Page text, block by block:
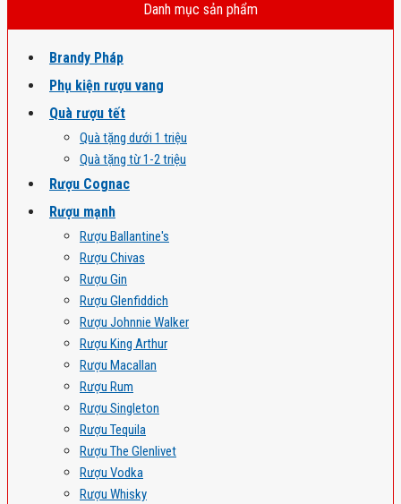
Danh mục sản phẩm
Brandy Pháp
Phụ kiện rượu vang
Quà rượu tết
Quà tặng dưới 1 triệu
Quà tặng từ 1-2 triệu
Rượu Cognac
Rượu mạnh
Rượu Ballantine's
Rượu Chivas
Rượu Gin
Rượu Glenfiddich
Rượu Johnnie Walker
Rượu King Arthur
Rượu Macallan
Rượu Rum
Rượu Singleton
Rượu Tequila
Rượu The Glenlivet
Rượu Vodka
Rượu Whisky